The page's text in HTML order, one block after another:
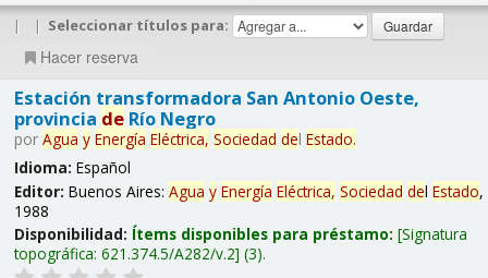
| | Seleccionar títulos para:
Hacer reserva
Estación transformadora San Antonio Oeste,
provincia deRío Negro
por Agua y Energía Eléctrica, Sociedad del Estado.
Idioma: Español
Editor: Buenos Aires: Agua y Energía Eléctrica, Sociedad del Estado,
1988
Disponibilidad: Ítems disponibles para préstamo: Signatura
topográfica: 621.374.5/A282/v.2 (3).